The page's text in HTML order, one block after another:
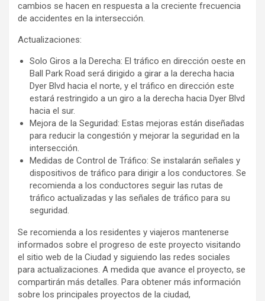
cambios se hacen en respuesta a la creciente frecuencia
de accidentes en la intersección.
Actualizaciones:
Solo Giros a la Derecha: El tráfico en dirección oeste en
Ball Park Road será dirigido a girar a la derecha hacia
Dyer Blvd hacia el norte, y el tráfico en dirección este
estará restringido a un giro a la derecha hacia Dyer Blvd
hacia el sur.
Mejora de la Seguridad: Estas mejoras están diseñadas
para reducir la congestión y mejorar la seguridad en la
intersección.
Medidas de Control de Tráfico: Se instalarán señales y
dispositivos de tráfico para dirigir a los conductores. Se
recomienda a los conductores seguir las rutas de
tráfico actualizadas y las señales de tráfico para su
seguridad.
Se recomienda a los residentes y viajeros mantenerse
informados sobre el progreso de este proyecto visitando
el sitio web de la Ciudad y siguiendo las redes sociales
para actualizaciones. A medida que avance el proyecto, se
compartirán más detalles. Para obtener más información
sobre los principales proyectos de la ciudad,